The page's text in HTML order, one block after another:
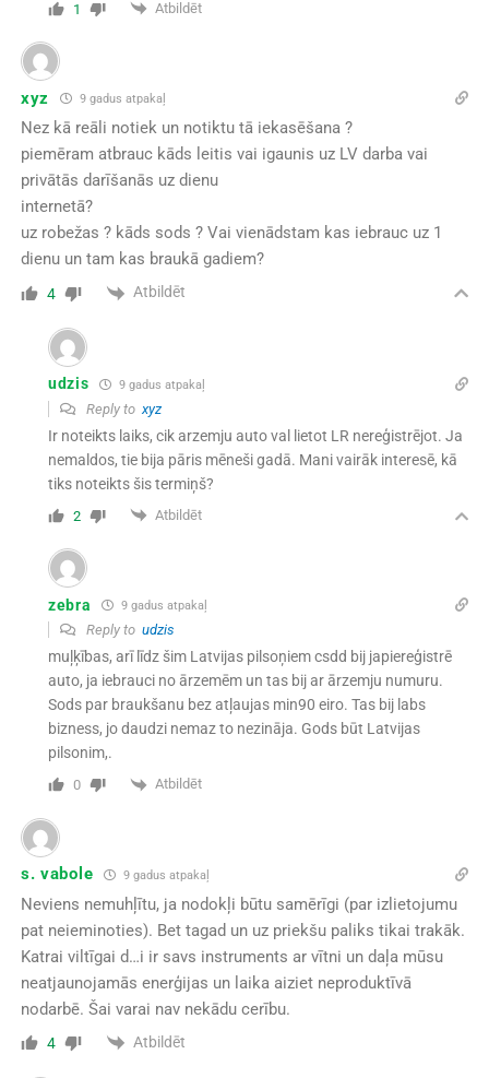
1 Atbildēt
xyz 9 gadus atpakaļ
Nez kā reāli notiek un notiktu tā iekasēšana ?
piemēram atbrauc kāds leitis vai igaunis uz LV darba vai
privātās darīšanās uz dienu
internetā?
uz robežas ? kāds sods ? Vai vienādstam kas iebrauc uz 1
dienu un tam kas braukā gadiem?
4 Atbildēt
udzis 9 gadus atpakaļ
Reply to xyz
Ir noteikts laiks, cik arzemju auto val lietot LR nereģistrējot. Ja
nemaldos, tie bija pāris mēneši gadā. Mani vairāk interesē, kā
tiks noteikts šis termiņš?
2 Atbildēt
zebra 9 gadus atpakaļ
Reply to udzis
muļķības, arī līdz šim Latvijas pilsoņiem csdd bij japiereģistrē
auto, ja iebrauci no ārzemēm un tas bij ar ārzemju numuru.
Sods par braukšanu bez atļaujas min90 eiro. Tas bij labs
bizness, jo daudzi nemaz to nezināja. Gods būt Latvijas
pilsonim,.
0 Atbildēt
s. vabole 9 gadus atpakaļ
Neviens nemuhļītu, ja nodokļi būtu samērīgi (par izlietojumu
pat neieminoties). Bet tagad un uz priekšu paliks tikai trakāk.
Katrai viltīgai d…i ir savs instruments ar vītni un daļa mūsu
neatjaunojamās enerģijas un laika aiziet neproduktīvā
nodarbē. Šai varai nav nekādu cerību.
4 Atbildēt